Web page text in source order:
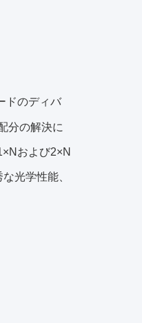
ドのディバ
分の解決に
および2×N
光学性能、